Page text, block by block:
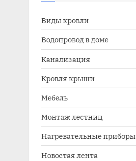
Виды кровли
Водопровод в доме
Канализация
Кровля крыши
Мебель
Монтаж лестниц
Нагревательные приборы
Новостая лента